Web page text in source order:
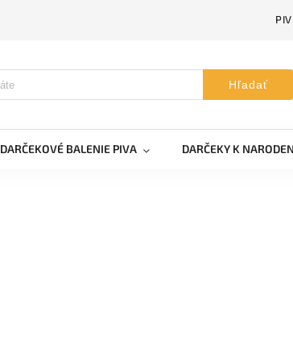
Hľadať
DARČEKOVÉ BALENIE PIVA DARČEKY K